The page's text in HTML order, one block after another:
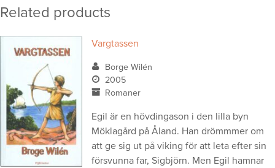
Related products
Vargtassen
Borge Wilén
2005
Romaner
Egil är en hövdingason i den lilla byn
Möklagård på Åland. Han drömmmer om
att ge sig ut på viking för att leta efter sin
försvunna far, Sigbjörn. Men Egil hamnar